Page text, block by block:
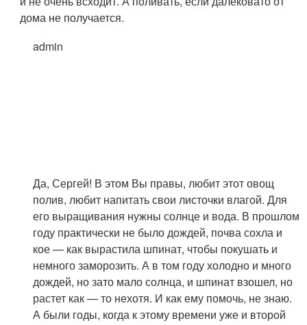
дома не получается.
admin
Да, Сергей! В этом Вы правы, любит этот овощ
полив, любит напитать свои листочки влагой. Для
его выращивания нужны солнце и вода. В прошлом
году практически не было дождей, почва сохла и
кое — как вырастила шпинат, чтобы покушать и
немного заморозить. А в том году холодно и много
дождей, но зато мало солнца, и шпинат взошел, но
растет как — то нехотя. И как ему помочь, не знаю.
А были годы, когда к этому времени уже и второй